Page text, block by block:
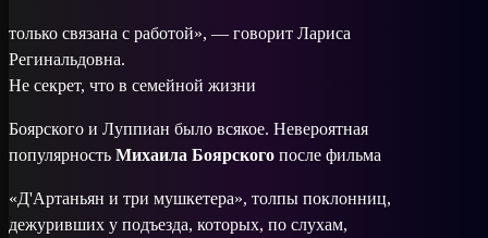
только связана с работой», — говорит Лариса
Регинальдовна.
Не секрет, что в семейной жизни
Боярского и Луппиан было всякое. Невероятная
популярность Михаила Боярского после фильма
«Д'Артаньян и три мушкетера», толпы поклонниц,
дежуривших у подъезда, которых, по слухам,